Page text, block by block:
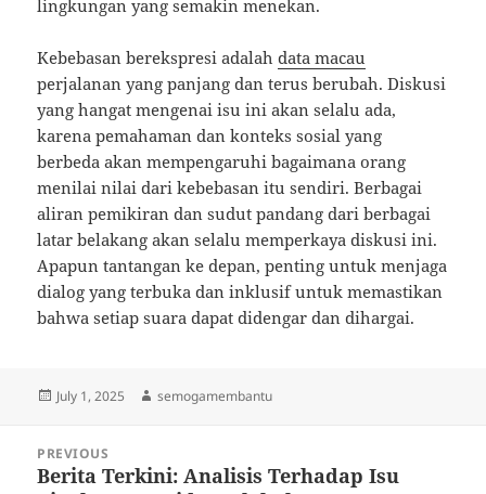
lingkungan yang semakin menekan.
Kebebasan berekspresi adalahdata macau
perjalanan yang panjang dan terus berubah. Diskusi
yang hangat mengenai isu ini akan selalu ada,
karena pemahaman dan konteks sosial yang
berbeda akan mempengaruhi bagaimana orang
menilai nilai dari kebebasan itu sendiri. Berbagai
aliran pemikiran dan sudut pandang dari berbagai
latar belakang akan selalu memperkaya diskusi ini.
Apapun tantangan ke depan, penting untuk menjaga
dialog yang terbuka dan inklusif untuk memastikan
bahwa setiap suara dapat didengar dan dihargai.
Posted
July 1, 2025 Author
semogamembantu
navigation
PREVIOUS
Previous
Berita Terkini: Analisis Terhadap Isu